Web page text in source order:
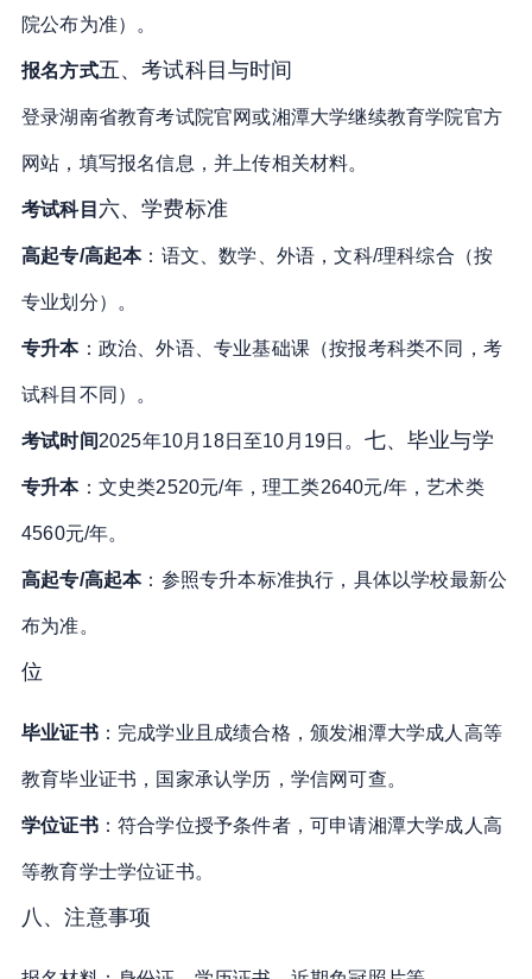
院公布为准） 。
报名方式
登录湖南省教育考试院官网或湘潭大学继续教育学院官方
网站，填写报名信息，并上传相关材料。
五、考试科目与时间
考试科目
高起专/高起本：语文、数学、外语，文科/理科综合（按
专业划分） 。
专升本：政治、外语、专业基础课（按报考科类不同，考
试科目不同） 。
考试时间2025年10月18日至10月19日 。
六、学费标准
专升本：文史类2520元/年，理工类2640元/年，艺术类
4560元/年。
高起专/高起本：参照专升本标准执行，具体以学校最新公
布为准。
七、毕业与学
位
毕业证书：完成学业且成绩合格，颁发湘潭大学成人高等
教育毕业证书，国家承认学历，学信网可查。
学位证书：符合学位授予条件者，可申请湘潭大学成人高
等教育学士学位证书。
八、注意事项